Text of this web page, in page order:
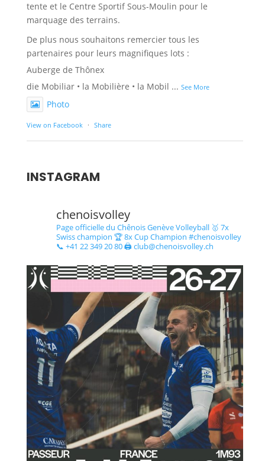
tente et le Centre Sportif Sous-Moulin pour le
marquage des terrains.
De plus nous souhaitons remercier tous les
partenaires pour leurs magnifiques lots :
Auberge de Thônex
die Mobiliar • la Mobilière • la Mobil ... See More
Photo
View on Facebook · Share
INSTAGRAM
chenoisvolley
Page officielle du Chênois Genève Volleyball 🥇 7x
Swiss champion 🏆 8x Cup Champion #chenoisvolley
📞 +41 22 349 20 80 🖨 club@chenoisvolley.ch